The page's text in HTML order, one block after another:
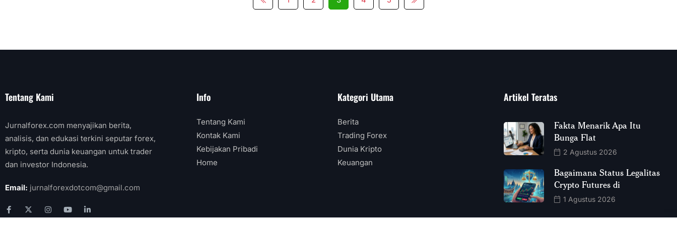
Tentang Kami
Jurnalforex.com menyajikan berita,
analisis, dan edukasi terkini seputar forex,
kripto, serta dunia keuangan untuk trader
dan investor Indonesia.
Email: jurnalforexdotcom@gmail.com
Info
Tentang Kami
Kontak Kami
Kebijakan Pribadi
Home
Kategori Utama
Berita
Trading Forex
Dunia Kripto
Keuangan
Artikel Teratas
Fakta Menarik Apa Itu
Bunga Flat
2 Agustus 2026
Bagaimana Status Legalitas
Crypto Futures di
1 Agustus 2026